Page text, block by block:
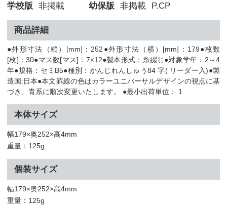
学校版 非掲載 幼保版 非掲載 P.CP
商品詳細
●外形寸法（縦）[mm]：252●外形寸法（横）[mm]：179●枚数
[枚]：30●マス数[マス]：7×12●製本形式：糸綴じ●対象学年：2～4
年●規格：セミB5●種別：かんじれんしゅう84 字( リーダー入)●製
造国:日本●本文罫線の色はカラーユニバーサルデザインの視点に基
づき、青系に順次変更いたします。 ●最小出荷単位： 1
本体サイズ
幅179×奥252×高4mm
重量：125g
個装サイズ
幅179×奥252×高4mm
重量：125g